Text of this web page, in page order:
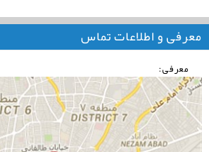
معرفی و اطلاعات تماس
معرفی: